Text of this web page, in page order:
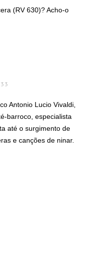
(RV 630)? Acho-o
Antonio Lucio Vivaldi,
barroco, especialista
até o surgimento de
e canções de ninar.